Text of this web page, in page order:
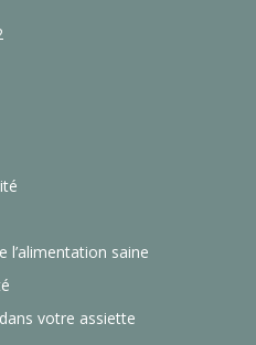
l’alimentation saine
votre assiette